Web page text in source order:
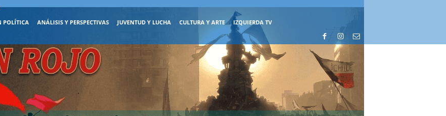
POLÍTICA ANÁLISIS Y PERSPECTIVAS JUVENTUD Y LUCHA CULTURA Y ARTE IZQUIERDA TV